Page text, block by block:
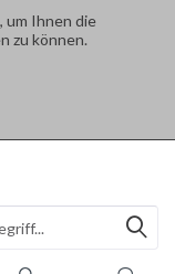
um Ihnen die
zu können.